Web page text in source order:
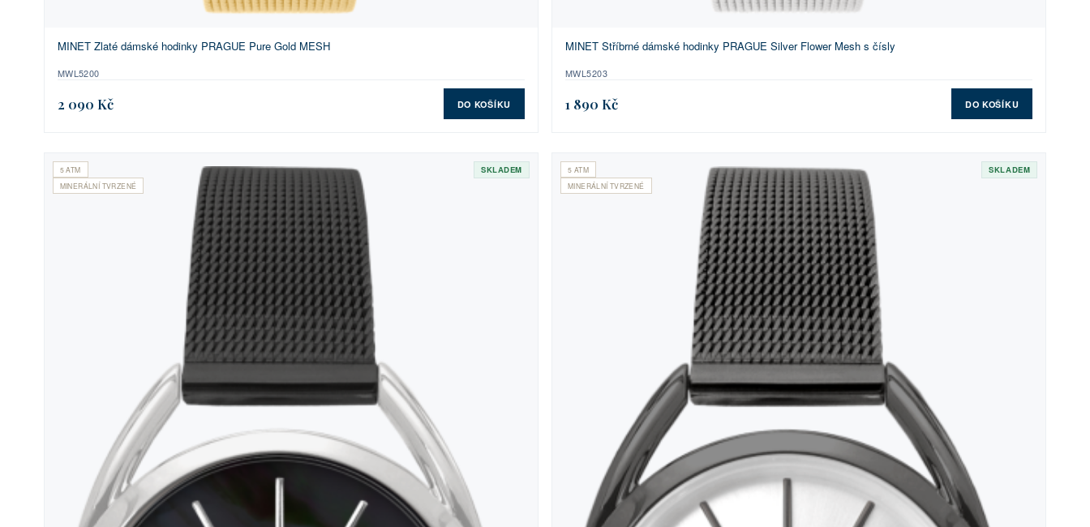
MINET Zlaté dámské hodinky PRAGUE Pure Gold MESH
MWL5200
2 090 Kč DO KOŠÍKU
MINET Stříbrné dámské hodinky PRAGUE Silver Flower Mesh s čísly
MWL5203
1 890 Kč DO KOŠÍKU
5 ATM
MINERÁLNÍ TVRZENÉ
SKLADEM
5 ATM
MINERÁLNÍ TVRZENÉ
SKLADEM